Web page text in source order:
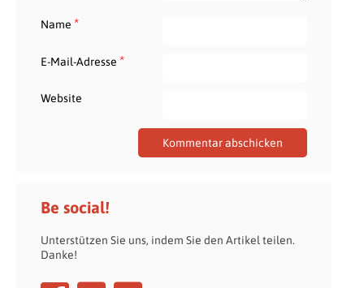
Name *
E-Mail-Adresse *
Website
Be social!
Unterstützen Sie uns, indem Sie den Artikel teilen.
Danke!